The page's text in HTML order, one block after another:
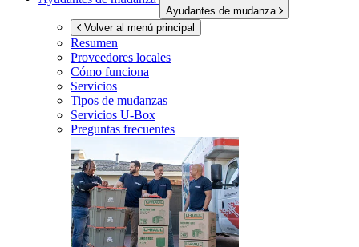
Ayudantes de mudanza
Volver al menú principal
Resumen
Proveedores locales
Cómo funciona
Servicios
Tipos de mudanzas
Servicios U-Box
Preguntas frecuentes